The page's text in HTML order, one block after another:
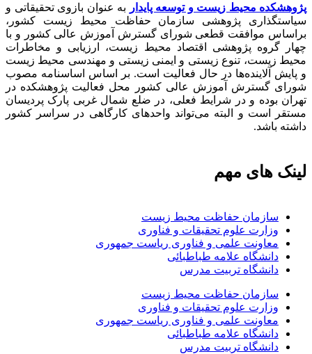
پژوهشکده محیط زیست و توسعه پایدار
به عنوان بازوی تحقیقاتی و
سیاستگذاری پژوهشی سازمان حفاظت محیط زیست کشور،
براساس موافقت قطعی شورای گسترش آموزش عالی کشور و با
چهار گروه پژوهشی اقتصاد محیط زیست، ارزیابی و مخاطرات
محیط زیست، تنوع زیستی و ایمنی زیستی و مهندسی محیط زیست
و پایش آلاینده‌ها در حال فعالیت است. بر اساس اساسنامه مصوب
شورای گسترش آموزش عالی کشور محل فعالیت پژوهشکده در
تهران بوده و در شرایط فعلی، در ضلع شمال غربی پارک پردیسان
مستقر است و البته می‌تواند واحدهای کارگاهی در سراسر کشور
داشته باشد.
لینک های مهم
سازمان حفاظت محیط زیست
وزارت علوم تحقیقات و فناوری
معاونت علمی و فناوری ریاست جمهوری
دانشگاه علامه طباطبائی
دانشگاه تربیت مدرس
سازمان حفاظت محیط زیست
وزارت علوم تحقیقات و فناوری
معاونت علمی و فناوری ریاست جمهوری
دانشگاه علامه طباطبائی
دانشگاه تربیت مدرس